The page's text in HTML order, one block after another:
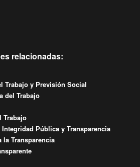
relacionadas:
Trabajo y Previsión Social
del Trabajo
Trabajo
Pública y Transparencia
la Transparencia